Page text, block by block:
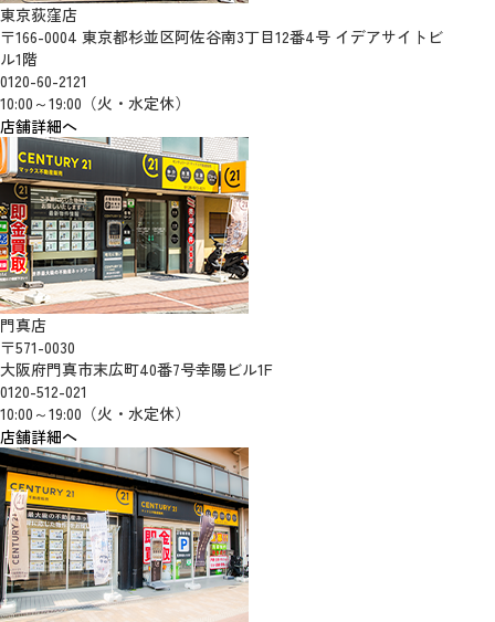
東京荻窪店
〒166-0004 東京都杉並区阿佐谷南3丁目12番4号 イデアサイトビ
ル1階
0120-60-2121
10:00～19:00（火・水定休）
店舗詳細へ
門真店
〒571-0030
大阪府門真市末広町40番7号幸陽ビル1F
0120-512-021
10:00～19:00（火・水定休）
店舗詳細へ